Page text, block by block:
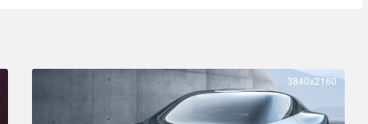
3840x2160